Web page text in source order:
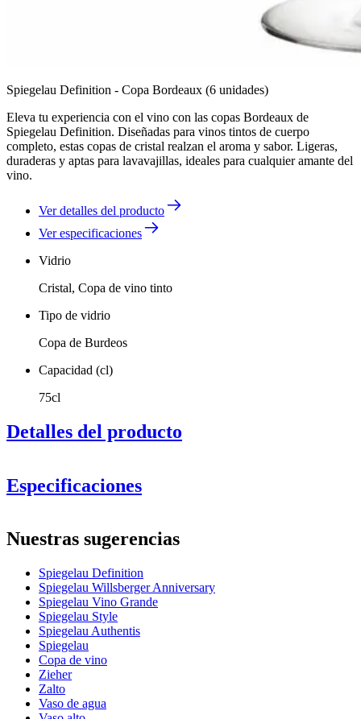
Spiegelau Definition - Copa Bordeaux (6 unidades)
Eleva tu experiencia con el vino con las copas Bordeaux de
Spiegelau Definition. Diseñadas para vinos tintos de cuerpo
completo, estas copas de cristal realzan el aroma y sabor. Ligeras,
duraderas y aptas para lavavajillas, ideales para cualquier amante del
vino.
Ver detalles del producto
Ver especificaciones
Vidrio
Cristal, Copa de vino tinto
Tipo de vidrio
Copa de Burdeos
Capacidad (cl)
75cl
Detalles del producto
6 hermosas copas Burdeos con un diseño elegante
Ideales para vinos con cuerpo
Aptas para lavavajillas (usa el programa de copas y vasos)
Especificaciones
Número de producto1350335
General
Fabricante Spiegelau
Dimensiones (AnxAlxP cm)
Peso (kg)0.13
Altura (cm)24.3
Ancho (cm)
Profundidad (cm)
Nuestras sugerencias
Spiegelau Definition
Spiegelau Willsberger Anniversary
Spiegelau Vino Grande
Spiegelau Style
Spiegelau Authentis
Spiegelau
Copa de vino
Zieher
Zalto
Vaso de agua